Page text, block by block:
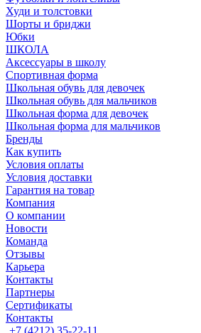
Худи и толстовки
Шорты и бриджи
Юбки
ШКОЛА
Аксессуары в школу
Спортивная форма
Школьная обувь для девочек
Школьная обувь для мальчиков
Школьная форма для девочек
Школьная форма для мальчиков
Бренды
Как купить
Условия оплаты
Условия доставки
Гарантия на товар
Компания
О компании
Новости
Команда
Отзывы
Карьера
Контакты
Партнеры
Сертификаты
Контакты
+7 (4212) 35-22-11